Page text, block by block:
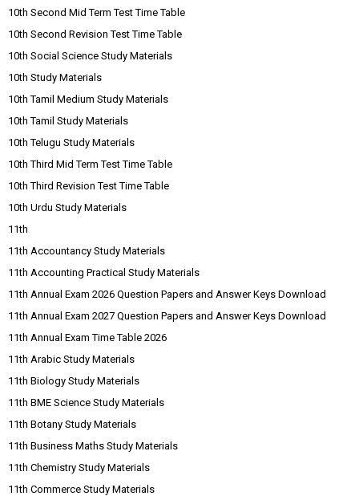
10th Second Mid Term Test Time Table
10th Second Revision Test Time Table
10th Social Science Study Materials
10th Study Materials
10th Tamil Medium Study Materials
10th Tamil Study Materials
10th Telugu Study Materials
10th Third Mid Term Test Time Table
10th Third Revision Test Time Table
10th Urdu Study Materials
11th
11th Accountancy Study Materials
11th Accounting Practical Study Materials
11th Annual Exam 2026 Question Papers and Answer Keys Download
11th Annual Exam 2027 Question Papers and Answer Keys Download
11th Annual Exam Time Table 2026
11th Arabic Study Materials
11th Biology Study Materials
11th BME Science Study Materials
11th Botany Study Materials
11th Business Maths Study Materials
11th Chemistry Study Materials
11th Commerce Study Materials